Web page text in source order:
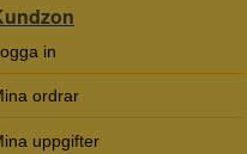
in
ordrar
uppgifter